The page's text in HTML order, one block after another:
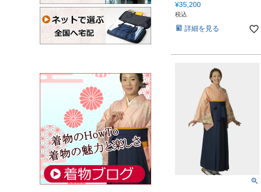
¥35,200
税込
詳細を見る